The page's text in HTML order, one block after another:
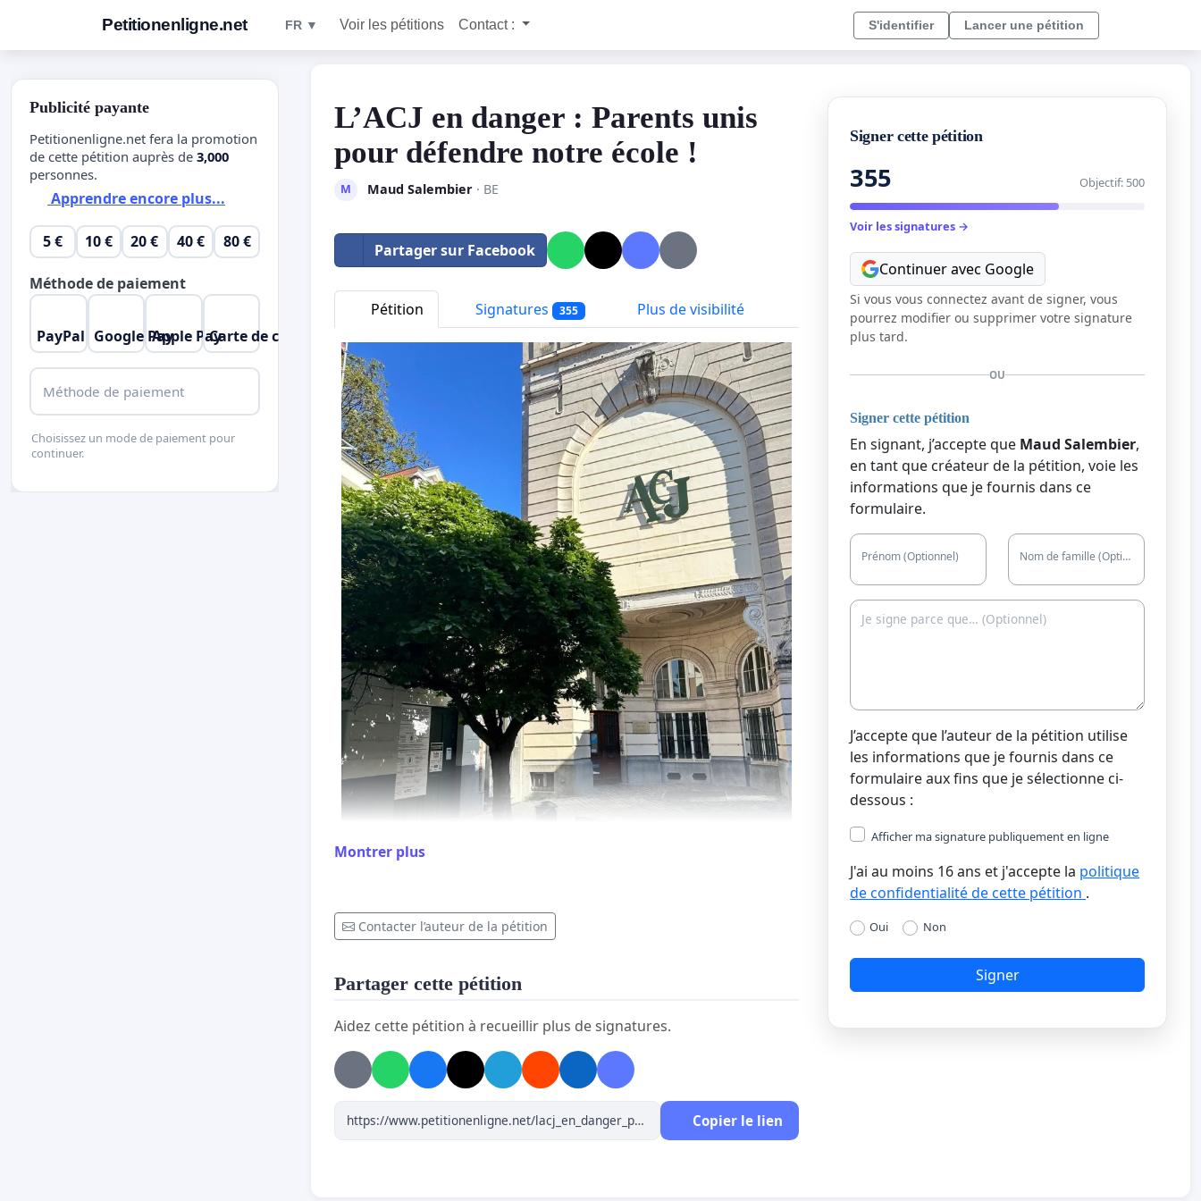
Petitionenligne.net FR ▼ Voir les pétitions Contact : S'identifier Lancer une pétition
L’ACJ en danger : Parents unis
pour défendre notre école !
M Maud Salembier· BE
Partager sur Facebook
Pétition Signatures 355 Plus de visibilité
Madame Mortier, Préfète de l’ACJ,
Madame Aude Risselin, Directrice Adjointe de l’ACJ,
Montrer plus
Contacter l’auteur de la pétition
Partager cette pétition
Aidez cette pétition à recueillir plus de signatures.
Copier le lien
Signer cette pétition
355 Objectif: 500
Voir les signatures →
Continuer avec Google
Si vous vous connectez avant de signer, vous
pourrez modifier ou supprimer votre signature
plus tard.
OU
Signer cette pétition
En signant, j’accepte que Maud Salembier,
en tant que créateur de la pétition, voie les
informations que je fournis dans ce
formulaire.
Prénom (Optionnel) Nom de famille (Optionnel)
J’accepte que l’auteur de la pétition utilise
les informations que je fournis dans ce
formulaire aux fins que je sélectionne ci-
dessous :
Afficher ma signature publiquement en ligne
J'ai au moins 16 ans et j'accepte la politique
de confidentialité de cette pétition .
Oui Non
Signer
Publicité payante
Petitionenligne.net fera la promotion
de cette pétition auprès de 3,000
personnes.
Apprendre encore plus...
5 € 10 € 20 € 40 € 80 €
Méthode de paiement
PayPal Google PayApple PayCarte de crédit
Méthode de paiement
Choisissez un mode de paiement pour
continuer.